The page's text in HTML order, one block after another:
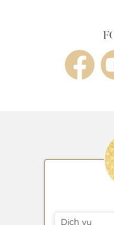
Dịch vụ